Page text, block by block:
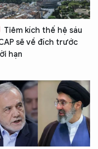
Tiêm kích thế hệ sáu
sẽ về đích trước
hạn